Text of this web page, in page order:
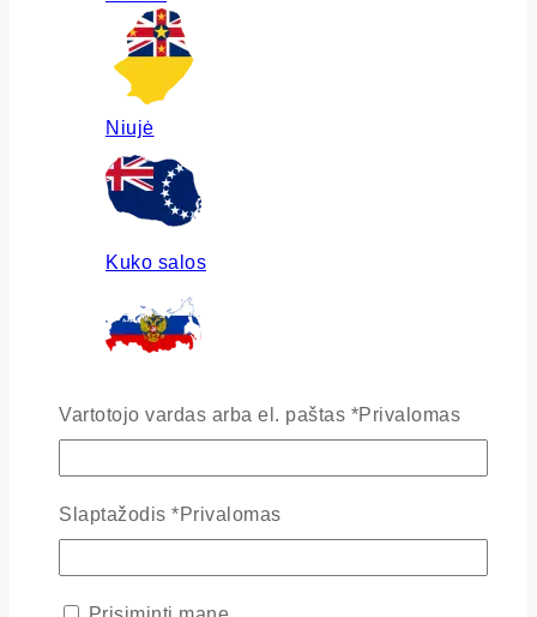
Niujė
Kuko salos
Vartotojo vardas arba el. paštas *Privalomas
Slaptažodis *Privalomas